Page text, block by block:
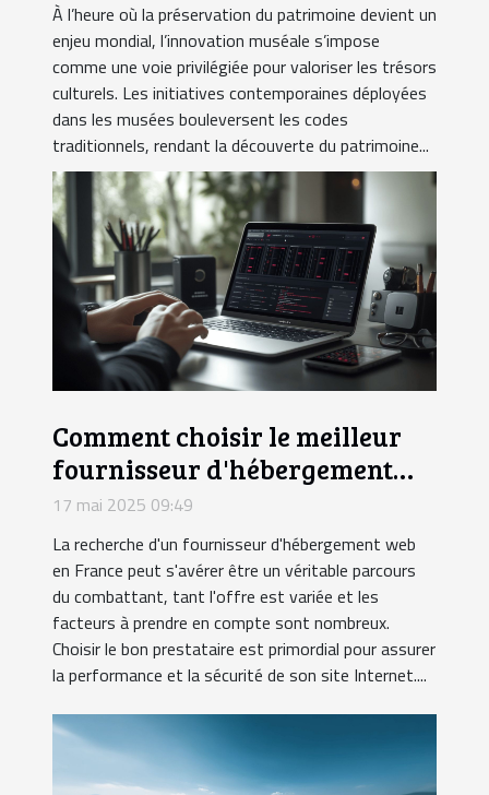
À l’heure où la préservation du patrimoine devient un
enjeu mondial, l’innovation muséale s’impose
comme une voie privilégiée pour valoriser les trésors
culturels. Les initiatives contemporaines déployées
dans les musées bouleversent les codes
traditionnels, rendant la découverte du patrimoine...
Comment choisir le meilleur
fournisseur d'hébergement
web en France ?
17 mai 2025 09:49
La recherche d'un fournisseur d'hébergement web
en France peut s'avérer être un véritable parcours
du combattant, tant l'offre est variée et les
facteurs à prendre en compte sont nombreux.
Choisir le bon prestataire est primordial pour assurer
la performance et la sécurité de son site Internet....